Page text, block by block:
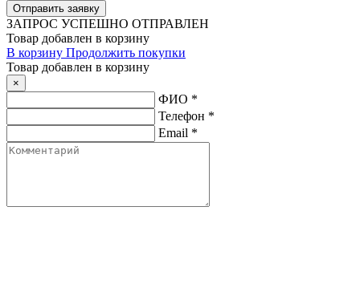
ЗАПРОС УСПЕШНО ОТПРАВЛЕН
Товар добавлен в корзину
В корзину Продолжить покупки
Товар добавлен в корзину
×
ФИО *
Телефон *
Email *